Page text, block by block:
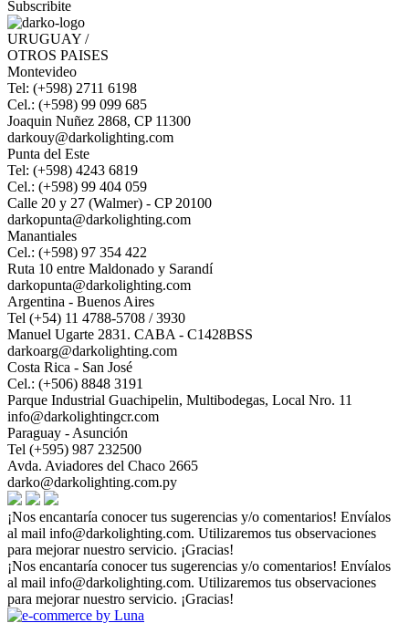
Subscribite
URUGUAY /
OTROS PAISES
Montevideo
Tel: (+598) 2711 6198
Cel.: (+598) 99 099 685
Joaquin Nuñez 2868, CP 11300
darkouy@darkolighting.com
Punta del Este
Tel: (+598) 4243 6819
Cel.: (+598) 99 404 059
Calle 20 y 27 (Walmer) - CP 20100
darkopunta@darkolighting.com
Manantiales
Cel.: (+598) 97 354 422
Ruta 10 entre Maldonado y Sarandí
darkopunta@darkolighting.com
Argentina - Buenos Aires
Tel (+54) 11 4788-5708 / 3930
Manuel Ugarte 2831. CABA - C1428BSS
darkoarg@darkolighting.com
Costa Rica - San José
Cel.: (+506) 8848 3191
Parque Industrial Guachipelin, Multibodegas, Local Nro. 11
info@darkolightingcr.com
Paraguay - Asunción
Tel (+595) 987 232500
Avda. Aviadores del Chaco 2665
darko@darkolighting.com.py
¡Nos encantaría conocer tus sugerencias y/o comentarios! Envíalos
al mail info@darkolighting.com. Utilizaremos tus observaciones
para mejorar nuestro servicio. ¡Gracias!
¡Nos encantaría conocer tus sugerencias y/o comentarios! Envíalos
al mail info@darkolighting.com. Utilizaremos tus observaciones
para mejorar nuestro servicio. ¡Gracias!